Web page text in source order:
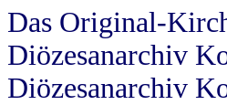
Das Original-
Diözesanarchiv
Diözesanarchiv